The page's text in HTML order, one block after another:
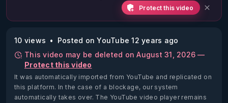
Protect this video
10 views
Posted on YouTube 12 years ago
This video may be deleted on August 31, 2026 —
Protect this video
It was automatically imported from YouTube and replicated on
this platform. In the case of a blockage, our system
automatically takes over. The YouTube video player remains